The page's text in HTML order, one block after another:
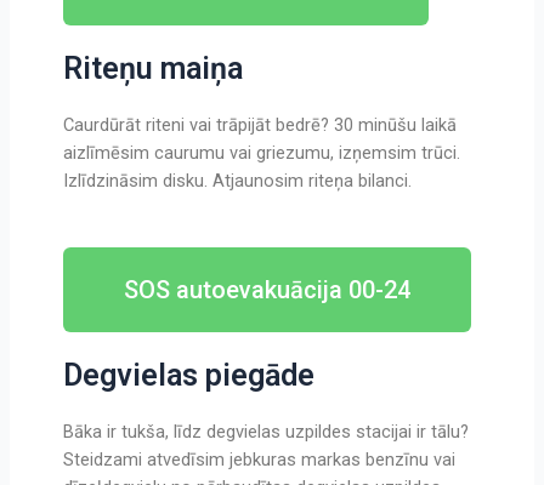
Riteņu maiņa
Caurdūrāt riteni vai trāpijāt bedrē? 30 minūšu laikā
aizlīmēsim caurumu vai griezumu, izņemsim trūci.
Izlīdzināsim disku. Atjaunosim riteņa bilanci.
SOS autoevakuācija 00-24
Degvielas piegāde
Bāka ir tukša, līdz degvielas uzpildes stacijai ir tālu?
Steidzami atvedīsim jebkuras markas benzīnu vai